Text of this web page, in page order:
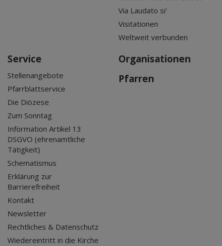
Via Laudato si'
Visitationen
Weltweit verbunden
Service
Stellenangebote
Pfarrblattservice
Die Diözese
Zum Sonntag
Information Artikel 13
DSGVO (ehrenamtliche
Tätigkeit)
Schematismus
Erklärung zur
Barrierefreiheit
Kontakt
Newsletter
Rechtliches & Datenschutz
Wiedereintritt in die Kirche
Organisationen
Pfarren